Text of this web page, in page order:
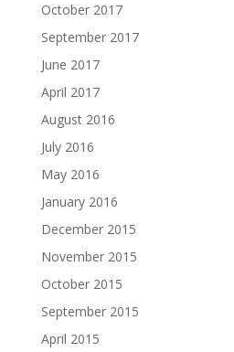
October 2017
September 2017
June 2017
April 2017
August 2016
July 2016
May 2016
January 2016
December 2015
November 2015
October 2015
September 2015
April 2015